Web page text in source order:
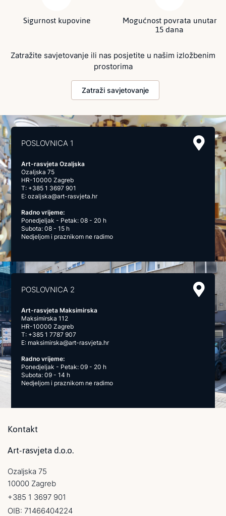
Sigurnost kupovine Mogućnost povrata unutar
15 dana
Zatražite savjetovanje ili nas posjetite u našim izložbenim
prostorima
Zatraži savjetovanje
POSLOVNICA 1
Art-rasvjeta Ozaljska
Ozaljska 75
HR-10000 Zagreb
T: +385 1 3697 901
E:ozaljska@art-rasvjeta.hr
Radno vrijeme:
Ponedjeljak - Petak: 08 - 20 h
Subota: 08 - 15 h
Nedjeljom i praznikom ne radimo
POSLOVNICA 2
Art-rasvjeta Maksimirska
Maksimirska 112
HR-10000 Zagreb
T: +385 1 7787 907
E: maksimirska@art-rasvjeta.hr
Radno vrijeme:
Ponedjeljak - Petak: 09 - 20 h
Subota: 09 - 14 h
Nedjeljom i praznikom ne radimo
Kontakt
Art-rasvjeta d.o.o.
Ozaljska 75
10000 Zagreb
+385 1 3697 901
OIB: 71466404224